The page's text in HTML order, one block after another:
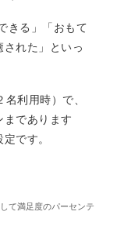
きる」「おもて
れた」といっ
利用時）で、
まであります
です。
て満足度のパーセンテ